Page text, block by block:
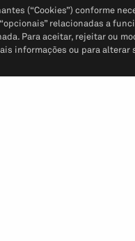
(“Cookies”) conforme
relacionadas a
Para aceitar, rejeitar ou
informações ou para alterar